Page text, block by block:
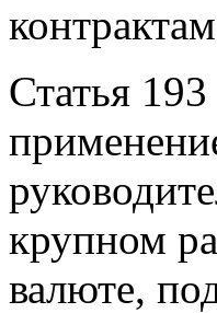
Статья
крупном
валюте,